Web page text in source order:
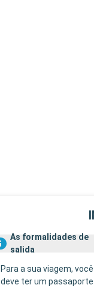
As formalidades de
salida
Para a sua viagem, você
deve ter um passaporte